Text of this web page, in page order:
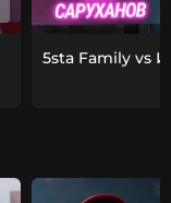
5sta Family vs